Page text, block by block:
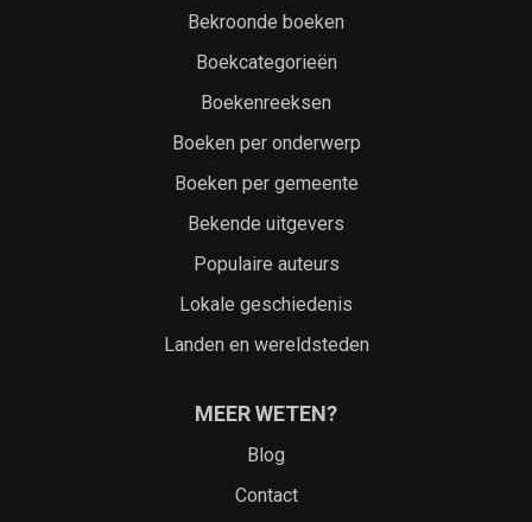
Bekroonde boeken
Boekcategorieën
Boekenreeksen
Boeken per onderwerp
Boeken per gemeente
Bekende uitgevers
Populaire auteurs
Lokale geschiedenis
Landen en wereldsteden
MEER WETEN?
Blog
Contact